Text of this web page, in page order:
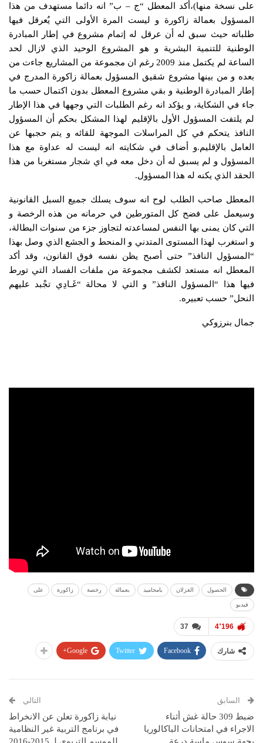
على نسخة منها)،أكد المعطل “ج – ب” انه دائما مستهدف من هذا
المسؤول بعمالة زاكورة و ليست المرة الأولى التي يٌعرقل فيها
طلباته حيث سبق له أن عرقل له إتمام مشروع في إطار المبادرة
الوطنية للتنمية البشرية و هو المشروع الوحيد الذي لازال لحد
الساعة لم يكتمل منذ 2009 رغم ان مجموعة من المشاريع جاءت من
بعده و من بينها مشروع شقيق المسؤول بعمالة زاكورة المدرج في
إطار المبادرة الوطنية و بقي مشروع المعطل بدون اكتمال حسب ما
جاء في الشكاية، و يؤكد انه رغم الطلبات التي وجهها في هذا الإطار
لم يلتفت المسؤول الأول بالإقليم لهذا المشكل بحكم أن المسؤول
النافذ يتحكم في كل المراسلات الموجهة للقائه و يتم حجبها عن
العامل بالإقليم.و أضاف في شكايته انه ليست له عداوة مع هذا
المسؤول و لم يسبق له أن دخل معه في اي شجار مستغربا من هذا
الحقد الذي يكنه له هذا المسؤول.
المعطل صاحب الطلب لوح انه سوف يسلك جميع السبل القانونية
وسيعمل على فضح كل المتورطين في حرمانه من هذه الرخصة و
التي كان يمنى بها النفس لمساعدته لتجاوز جزء من سنوات البطالة،
و استغرب لهذا المستوى المتدني و المنحط و الجشع الذي وصل بهذا
“المسؤول النافذ” حتى أصبح يظن نفسه فوق القانون، وقد أكد
المعطل انه مستعد لكشف مجموعة من ملفات الفساد التي تورط
فيها هذا “المسؤول النافذ” و التي لا محالة “غَـادِي تجْبد عليهم
النحل” حسب تعبيره.
جمال بنرزوكي
الحصول الغزلان بامحاميد بعمالة رخصة زاكورة على
فيديو
37 4٬196
شارك Facebook
Twitter
Google+
السابق
ضبط 309 حالة غش أثناء
الاجراء في امتحانات الباكالوريا
التالي
نيابة زاكورة تعلن عن الانخراط
في برنامج التربية غير النظامية